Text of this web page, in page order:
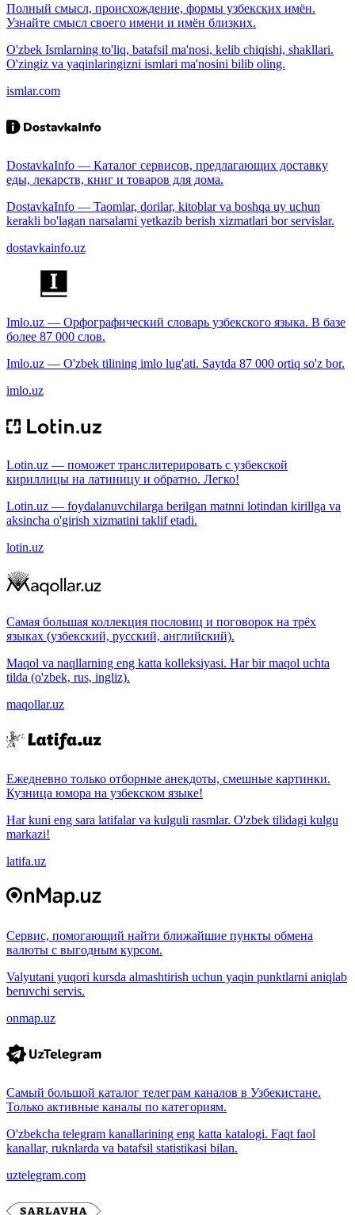
Полный смысл, происхождение, формы узбекских имён.
Узнайте смысл своего имени и имён близких.
O'zbek Ismlarning to'liq, batafsil ma'nosi, kelib chiqishi, shakllari.
O'zingiz va yaqinlaringizni ismlari ma'nosini bilib oling.
ismlar.com
DostavkaInfo — Каталог сервисов, предлагающих доставку
еды, лекарств, книг и товаров для дома.
DostavkaInfo — Taomlar, dorilar, kitoblar va boshqa uy uchun
kerakli bo'lagan narsalarni yetkazib berish xizmatlari bor servislar.
dostavkainfo.uz
Imlo.uz — Орфографический словарь узбекского языка. В базе
более 87 000 слов.
Imlo.uz — O'zbek tilining imlo lug'ati. Saytda 87 000 ortiq so'z bor.
imlo.uz
Lotin.uz — поможет транслитерировать с узбекской
кириллицы на латиницу и обратно. Легко!
Lotin.uz — foydalanuvchilarga berilgan matnni lotindan kirillga va
aksincha o'girish xizmatini taklif etadi.
lotin.uz
Самая большая коллекция пословиц и поговорок на трёх
языках (узбекский, русский, английский).
Maqol va naqllarning eng katta kolleksiyasi. Har bir maqol uchta
tilda (o'zbek, rus, ingliz).
maqollar.uz
Ежедневно только отборные анекдоты, смешные картинки.
Кузница юмора на узбекском языке!
Har kuni eng sara latifalar va kulguli rasmlar. O'zbek tilidagi kulgu
markazi!
latifa.uz
Сервис, помогающий найти ближайшие пункты обмена
валюты с выгодным курсом.
Valyutani yuqori kursda almashtirish uchun yaqin punktlarni aniqlab
beruvchi servis.
onmap.uz
Самый большой каталог телеграм каналов в Узбекистане.
Только активные каналы по категориям.
O'zbekcha telegram kanallarining eng katta katalogi. Faqt faol
kanallar, ruknlarda va batafsil statistikasi bilan.
uztelegram.com